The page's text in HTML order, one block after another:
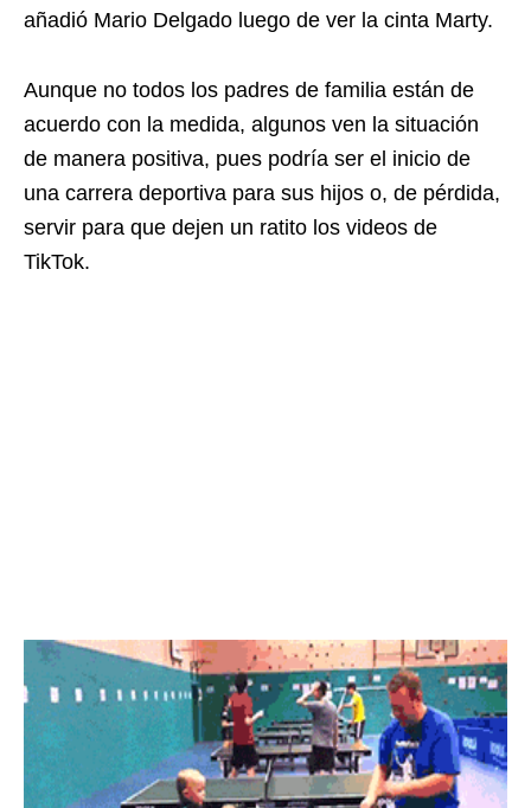
añadió Mario Delgado luego de ver la cinta Marty.
Aunque no todos los padres de familia están de
acuerdo con la medida, algunos ven la situación
de manera positiva, pues podría ser el inicio de
una carrera deportiva para sus hijos o, de pérdida,
servir para que dejen un ratito los videos de
TikTok.